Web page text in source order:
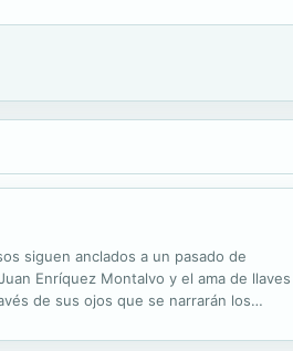
siguen anclados a un pasado de
Enríquez Montalvo y el ama de llaves
de sus ojos que se narrarán los